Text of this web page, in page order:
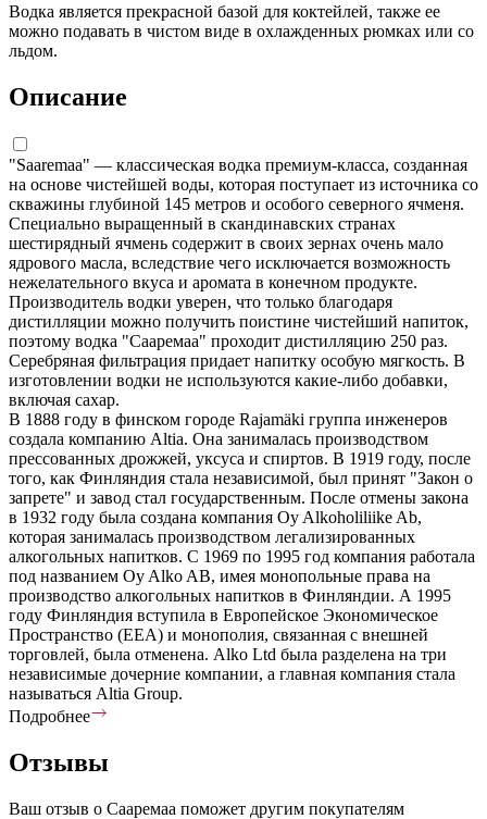
Водка является прекрасной базой для коктейлей, также ее
можно подавать в чистом виде в охлажденных рюмках или со
льдом.
Описание
"Saaremaa" — классическая водка премиум-класса, созданная
на основе чистейшей воды, которая поступает из источника со
скважины глубиной 145 метров и особого северного ячменя.
Специально выращенный в скандинавских странах
шестирядный ячмень содержит в своих зернах очень мало
ядрового масла, вследствие чего исключается возможность
нежелательного вкуса и аромата в конечном продукте.
Производитель водки уверен, что только благодаря
дистилляции можно получить поистине чистейший напиток,
поэтому водка "Сааремаа" проходит дистилляцию 250 раз.
Серебряная фильтрация придает напитку особую мягкость. В
изготовлении водки не используются какие-либо добавки,
включая сахар.
В 1888 году в финском городе Rajamäki группа инженеров
создала компанию Altia. Она занималась производством
прессованных дрожжей, уксуса и спиртов. В 1919 году, после
того, как Финляндия стала независимой, был принят "Закон о
запрете" и завод стал государственным. После отмены закона
в 1932 году была создана компания Oy Alkoholiliike Ab,
которая занималась производством легализированных
алкогольных напитков. С 1969 по 1995 год компания работала
под названием Oy Alko AB, имея монопольные права на
производство алкогольных напитков в Финляндии. А 1995
году Финляндия вступила в Европейское Экономическое
Пространство (EEA) и монополия, связанная с внешней
торговлей, была отменена. Alko Ltd была разделена на три
независимые дочерние компании, а главная компания стала
называться Altia Group.
Подробнее
Отзывы
Ваш отзыв о Сааремаа поможет другим покупателям